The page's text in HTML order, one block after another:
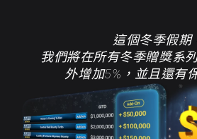
這個冬季假期
我們將在所有冬季贈獎系
外增加5%，並且還有